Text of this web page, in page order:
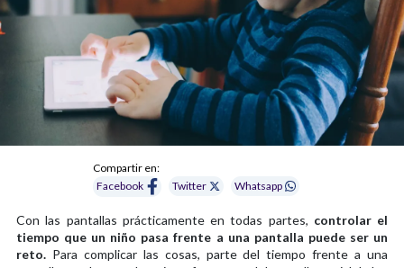
Compartir en:
Facebook
Twitter Whatsapp
Con las pantallas prácticamente en todas partes, controlar el
tiempo que un niño pasa frente a una pantalla puede ser un
reto. Para complicar las cosas, parte del tiempo frente a una